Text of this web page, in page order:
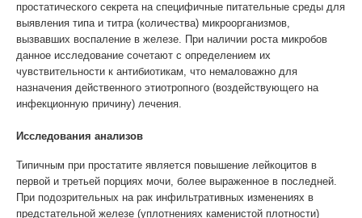
простатического секрета на специфичные питательные среды для
выявления типа и титра (количества) микроорганизмов,
вызвавших воспаление в железе. При наличии роста микробов
данное исследование сочетают с определением их
чувствительности к антибиотикам, что немаловажно для
назначения действенного этиотропного (воздействующего на
инфекционную причину) лечения.
Исследования анализов
Типичным при простатите является повышение лейкоцитов в
первой и третьей порциях мочи, более выраженное в последней.
При подозрительных на рак инфильтративных изменениях в
предстательной железе (уплотнениях каменистой плотности)